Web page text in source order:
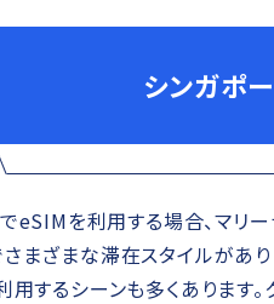
シンガポ
eSIMを利用する場合、マリ
まざまな滞在スタイルがあり
用するシーンも多くありま